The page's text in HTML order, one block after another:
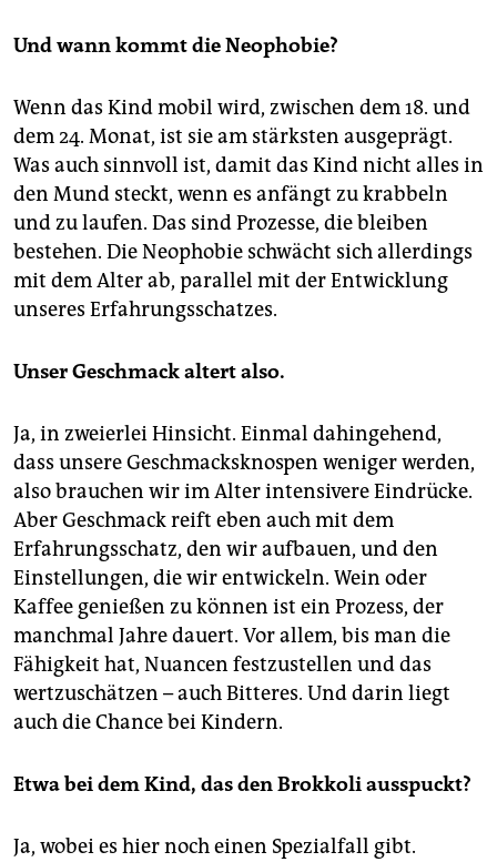
Und wann kommt die Neophobie?
Wenn das Kind mobil wird, zwischen dem 18. und
dem 24. Mo­nat, ist sie am stärksten ausgeprägt.
Was auch sinnvoll ist, damit das Kind nicht alles in
den Mund steckt, wenn es anfängt zu krabbeln
und zu laufen. Das sind Prozesse, die bleiben
bestehen. Die Neophobie schwächt sich allerdings
mit dem Alter ab, parallel mit der Entwicklung
unseres Erfahrungsschatzes.
Unser Geschmack altert also.
Ja, in zweierlei Hinsicht. Einmal dahingehend,
dass unsere Geschmacksknospen weniger werden,
also brauchen wir im Alter intensivere Eindrücke.
Aber Geschmack reift eben auch mit dem
Erfahrungsschatz, den wir aufbauen, und den
Einstellungen, die wir entwickeln. Wein oder
Kaffee genießen zu können ist ein Prozess, der
manchmal Jahre dauert. Vor allem, bis man die
Fähigkeit hat, Nuancen festzustellen und das
wertzuschätzen – auch Bitteres. Und darin liegt
auch die Chance bei Kindern.
Etwa bei dem Kind, das den Brokkoli ausspuckt?
Ja, wobei es hier noch einen Spezialfall gibt.